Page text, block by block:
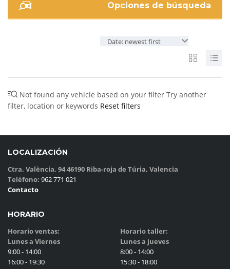
Opciones de búsqueda
Date: newest first
Not found any vehicle based on your filter Try another
filter, location or keywords Reset filters
LOCALIZACIÓN
Ctra. València, 94 46190 Riba-roja de Túria, Valencia
Teléfono: 962 771 021
Contacto
HORARIO
Horario ventas:
Lunes a Viernes
9:00 - 14:00
16:00 - 19:30
Horario taller:
Lunes a jueves
8:00 - 14:00
15:30 - 18:00